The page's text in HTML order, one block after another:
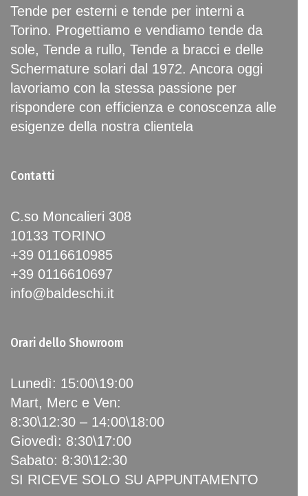
Tende per esterni e tende per interni a
Torino. Progettiamo e vendiamo tende da
sole, Tende a rullo, Tende a bracci e delle
Schermature solari dal 1972. Ancora oggi
lavoriamo con la stessa passione per
rispondere con efficienza e conoscenza alle
esigenze della nostra clientela
Contatti
C.so Moncalieri 308
10133 TORINO
+39 0116610985
+39 0116610697
info@baldeschi.it
Orari dello Showroom
Lunedì: 15:00\19:00
Mart, Merc e Ven:
8:30\12:30 – 14:00\18:00
Giovedì: 8:30\17:00
Sabato: 8:30\12:30
SI RICEVE SOLO SU APPUNTAMENTO